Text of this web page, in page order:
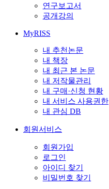
연구보고서
공개강의
MyRISS
내 추천논문
내 책장
내 최근 본 논문
내 저작물관리
내 구매·신청 현황
내 서비스 사용권한
내 관심 DB
회원서비스
회원가입
로그인
아이디 찾기
비밀번호 찾기